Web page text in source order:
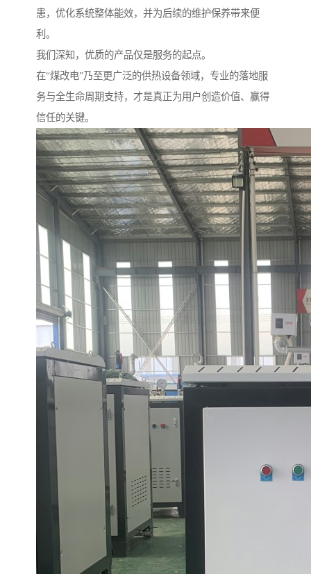
患，优化系统整体能效，并为后续的维护保养带来便
利。
我们深知，优质的产品仅是服务的起点。
在“煤改电”乃至更广泛的供热设备领域，专业的落地服
务与全生命周期支持，才是真正为用户创造价值、赢得
信任的关键。